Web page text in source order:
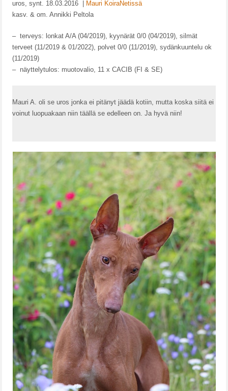
A-PENTUE
B-PENTUE
C-PENTUE
E-PENTUE
F-PENTUE
H-PENTUE
I-PENTUE
J-PENTUE
K-PENTUE
L-PENTUE
M-PENTUE
N-PENTUE
O-PENTUE
P-PENTUE
ROTUESITTELY
ROTUMÄÄRITELMÄ
PENTUJA
uros, synt. 18.03.2016 |
Mauri KoiraNetissä
kasv. & om. Annikki Peltola
– terveys: lonkat A/A (04/2019), kyynärät 0/0 (04/2019), silmät
terveet (11/2019 & 01/2022), polvet 0/0 (11/2019), sydänkuuntelu ok
(11/2019)
– näyttelytulos: muotovalio, 11 x CACIB (FI & SE)
Mauri A. oli se uros jonka ei pitänyt jäädä kotiin, mutta koska siitä ei
voinut luopuakaan niin täällä se edelleen on. Ja hyvä niin!